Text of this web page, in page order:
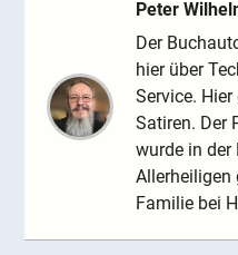
Peter
Der
hier über
Service.
Satiren. Der
wurde in der
Allerheiligen
Familie bei